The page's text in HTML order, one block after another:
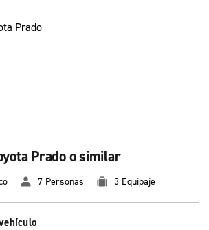
Prado o similar
7 Personas 3 Equipaje